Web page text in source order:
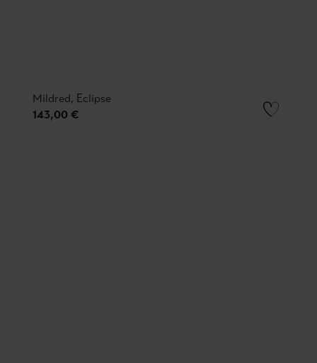
Mildred, Eclipse
143,00 €